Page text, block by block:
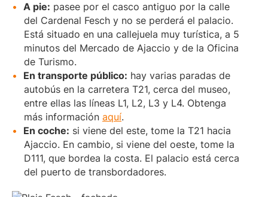
A pie: pasee por el casco antiguo por la calle
del Cardenal Fesch y no se perderá el palacio.
Está situado en una callejuela muy turística, a 5
minutos del Mercado de Ajaccio y de la Oficina
de Turismo.
En transporte público: hay varias paradas de
autobús en la carretera T21, cerca del museo,
entre ellas las líneas L1, L2, L3 y L4. Obtenga
más información aquí.
En coche: si viene del este, tome la T21 hacia
Ajaccio. En cambio, si viene del oeste, tome la
D111, que bordea la costa. El palacio está cerca
del puerto de transbordadores.